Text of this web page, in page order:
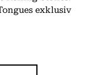
exklusiv